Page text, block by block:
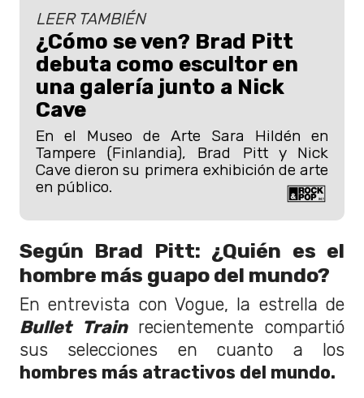
LEER TAMBIÉN
¿Cómo se ven? Brad Pitt
debuta como escultor en
una galería junto a Nick
Cave
En el Museo de Arte Sara Hildén en
Tampere (Finlandia), Brad Pitt y Nick
Cave dieron su primera exhibición de arte
en público.
Según Brad Pitt: ¿Quién es el
hombre más guapo del mundo?
En entrevista con Vogue, la estrella de
Bullet Trainrecientemente compartió
sus selecciones en cuanto a los
hombres más atractivos del mundo.